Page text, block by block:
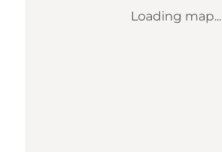
Loading map...